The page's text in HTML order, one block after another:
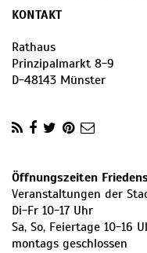
KONTAKT
Rathaus
Prinzipalmarkt 8-9
D-48143 Münster
Öffnungszeiten
Veranstaltungen der
Di-Fr 10-17 Uhr
Sa, So, Feiertage 10-16
montags geschlossen